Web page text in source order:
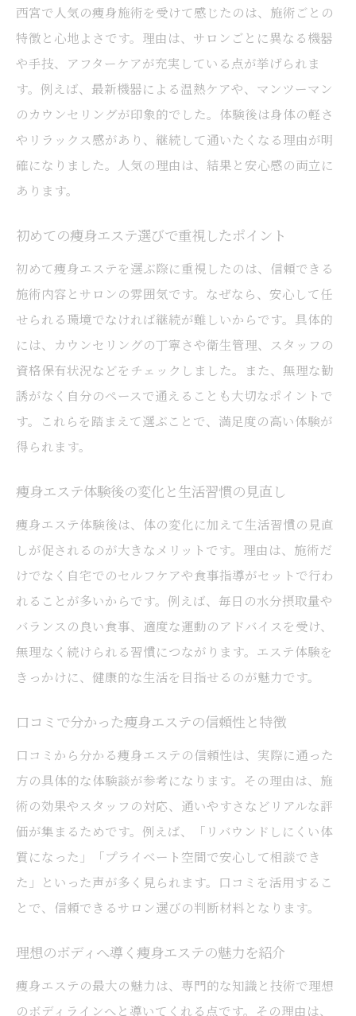
エステとジムで迷ったら知っておきたい痩身事
情
痩身に効果的な選択はエステかジムかを考
ジム通いと痩身エステのメリット・デメリッ
痩身エステと運動の組み合わせ活用法
自分に合った痩身方法を見極めるコツ
リバウンドしにくい体質づくりをサポート
痩身エステで叶えるリバウンド対策の秘訣
体質改善に効果的な痩身エステのサポート
内容
用法
痩身エステと食生活アドバイスの重要性
健康的に痩せるための体質改善ステップ
施術回数や効果の目安を徹底解説
痩身エステの効果が出る施術回数の目安
は？
効果を実感するための痩身エステ回数例
短期集中と長期的施術プランの選び方
痩身エステで目標達成する期間と注意点
理想のボディラインを目指す回数の考え方
ブライダルにも人気の痩身プラン紹介
ブライダル前の痩身エステで自信を持つ方
法
特別な日のための痩身プラン活用術
痩身エステで叶える美しいブライダル準備
介
西宮で人気の痩身施術を受けて感じたのは、施術ごとの
特徴と心地よさです。理由は、サロンごとに異なる機器
や手技、アフターケアが充実している点が挙げられま
す。例えば、最新機器による温熱ケアや、マンツーマン
のカウンセリングが印象的でした。体験後は身体の軽さ
やリラックス感があり、継続して通いたくなる理由が明
確になりました。人気の理由は、結果と安心感の両立に
あります。
初めての痩身エステ選びで重視したポイント
初めて痩身エステを選ぶ際に重視したのは、信頼できる
施術内容とサロンの雰囲気です。なぜなら、安心して任
せられる環境でなければ継続が難しいからです。具体的
には、カウンセリングの丁寧さや衛生管理、スタッフの
資格保有状況などをチェックしました。また、無理な勧
誘がなく自分のペースで通えることも大切なポイントで
す。これらを踏まえて選ぶことで、満足度の高い体験が
得られます。
痩身エステ体験後の変化と生活習慣の見直し
痩身エステ体験後は、体の変化に加えて生活習慣の見直
しが促されるのが大きなメリットです。理由は、施術だ
けでなく自宅でのセルフケアや食事指導がセットで行わ
れることが多いからです。例えば、毎日の水分摂取量や
バランスの良い食事、適度な運動のアドバイスを受け、
無理なく続けられる習慣につながります。エステ体験を
きっかけに、健康的な生活を目指せるのが魅力です。
口コミで分かった痩身エステの信頼性と特徴
口コミから分かる痩身エステの信頼性は、実際に通った
方の具体的な体験談が参考になります。その理由は、施
術の効果やスタッフの対応、通いやすさなどリアルな評
価が集まるためです。例えば、「リバウンドしにくい体
質になった」「プライベート空間で安心して相談でき
た」といった声が多く見られます。口コミを活用するこ
とで、信頼できるサロン選びの判断材料となります。
理想のボディへ導く痩身エステの魅力を紹介
痩身エステの最大の魅力は、専門的な知識と技術で理想
のボディラインへと導いてくれる点です。その理由は、